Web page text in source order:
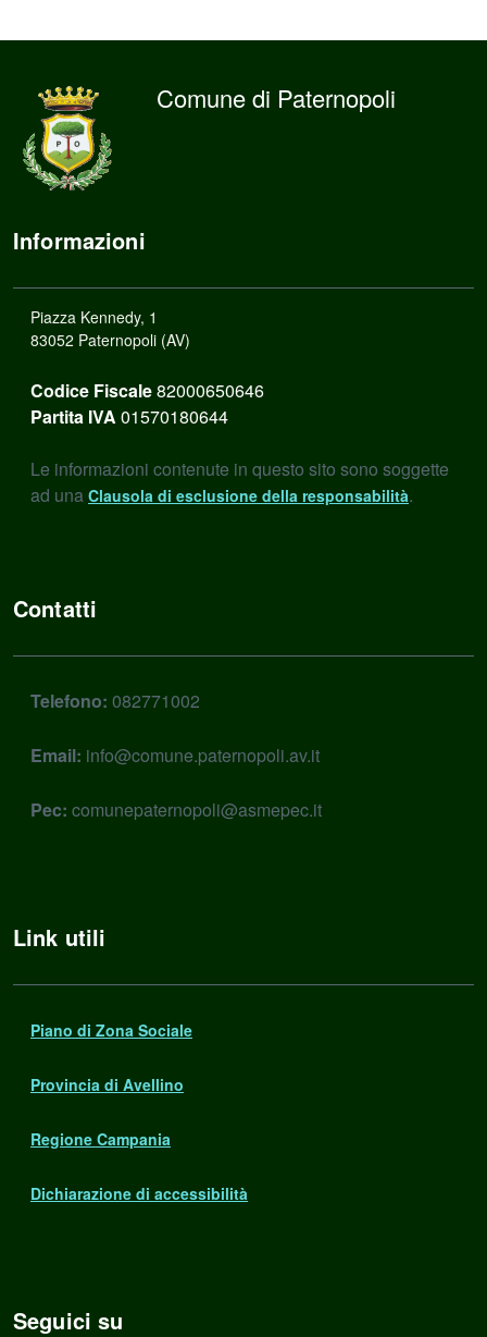
Comune di Paternopoli
Informazioni
Piazza Kennedy, 1
83052 Paternopoli (AV)
Codice Fiscale82000650646
Partita IVA 01570180644
Le informazioni contenute in questo sito sono soggette
ad una Clausola di esclusione della responsabilità.
Contatti
Telefono: 082771002
Email: info@comune.paternopoli.av.it
Pec: comunepaternopoli@asmepec.it
Link utili
Piano di Zona Sociale
Provincia di Avellino
Regione Campania
Dichiarazione di accessibilità
Seguici su